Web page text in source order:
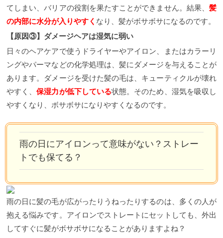
てしまい、バリアの役割を果たすことができません。結果、 髪
の内部に水分が入りやすく なり、髪がボサボサになるのです。
【原因③】ダメージヘアは湿気に弱い
日々のヘアケアで使うドライヤーやアイロン、またはカラーリ
ングやパーマなどの化学処理は、髪にダメージを与えることが
あります。ダメージを受けた髪の毛は、キューティクルが壊れ
やすく、保湿力が低下している状態。そのため、湿気を吸収し
やすくなり、ボサボサになりやすくなるのです。
雨の日にアイロンって意味がない ？ストレー
トでも保てる？
雨の日に髪の毛が広がったりうねったりするのは、多くの人が
抱える悩みです。アイロンでストレートにセットしても、外出
してすぐに髪がボサボサになることがありますよね？